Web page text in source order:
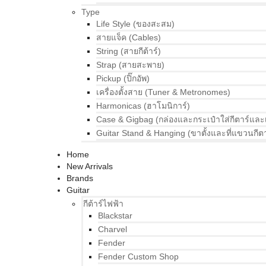
Type
Life Style (ของสะสม)
สายแจ็ค (Cables)
String (สายกีต้าร์)
Strap (สายสะพาย)
Pickup (ปิ๊กอัพ)
เครื่องตั้งสาย (Tuner & Metronomes)
Harmonicas (ฮาโมนิการ์)
Case & Gigbag (กล่องและกระเป๋าใส่กีตาร์และ
Guitar Stand & Hanging (ขาตั้งและที่แขวนกีต
Home
New Arrivals
Brands
Guitar
กีต้าร์ไฟฟ้า
Blackstar
Charvel
Fender
Fender Custom Shop